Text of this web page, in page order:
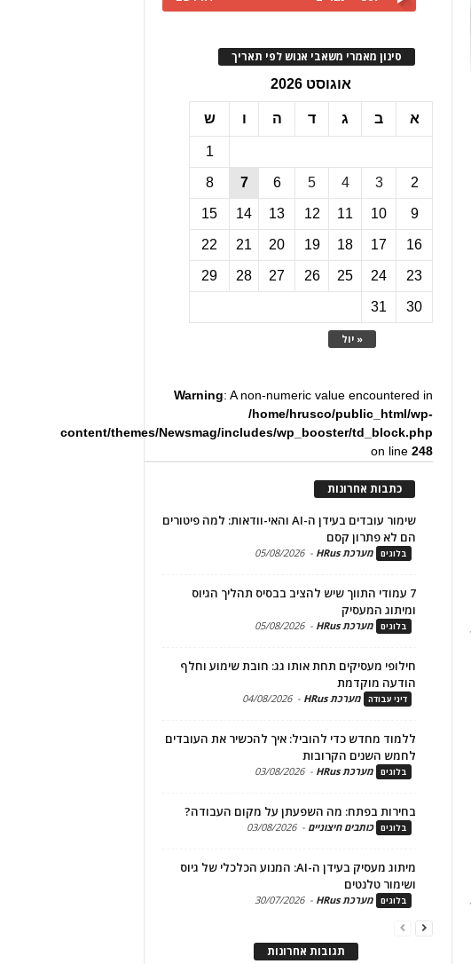
סינון מאמרי משאבי אנוש לפי תאריך
אוגוסט 2026
א ב ג ד ה ו ש
« יול
1
2
3
4
5
6
7
8
9
10
11
12
13
14
15
16
17
18
19
20
21
22
23
24
25
26
27
28
29
30
31
Warning: A non-numeric value encountered in
/home/hrusco/public_html/wp-
content/themes/Newsmag/includes/wp_booster/td_block.php
on line248
כתבות אחרונות
שימור עובדים בעידן ה-AI והאי-וודאות: למה פיטורים
הם לא פתרון קסם
בלוגים מערכת HRus -
05/08/2026
7 עמודי התווך שיש להציב בבסיס תהליך הגיוס
ומיתוג המעסיק
בלוגים מערכת HRus -
05/08/2026
חילופי מעסיקים תחת אותו גג: חובת שימוע וחלף
הודעה מוקדמת
דיני עבודה מערכת HRus -
04/08/2026
ללמוד מחדש כדי להוביל: איך להכשיר את העובדים
לחמש השנים הקרובות
בלוגים מערכת HRus -
03/08/2026
בחירות בפתח: מה השפעתן על מקום העבודה?
בלוגים כותבים חיצוניים -
03/08/2026
מיתוג מעסיק בעידן ה-AI: המנוע הכלכלי של גיוס
ושימור טלנטים
בלוגים מערכת HRus -
30/07/2026
תגובות אחרונות